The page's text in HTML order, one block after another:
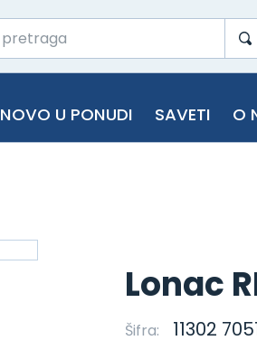
NOVO U PONUDI SAVETI O
Lonac
Šifra: 11302